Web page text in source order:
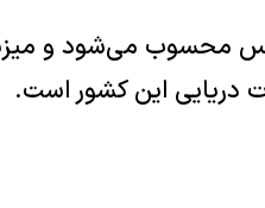
محسوب می‌شود و
دریایی این کشور است.